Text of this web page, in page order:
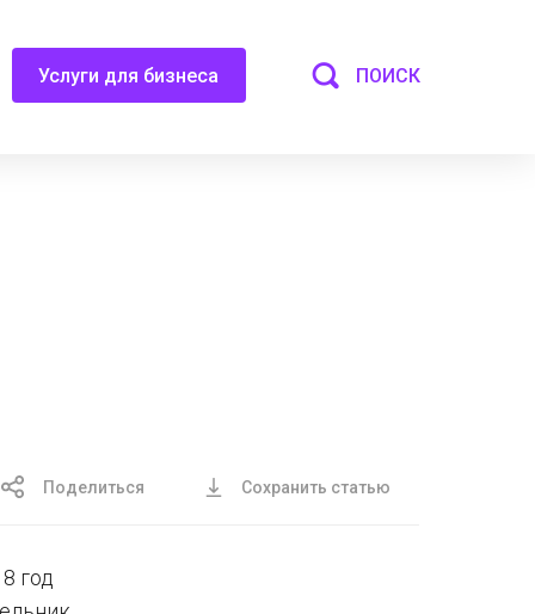
Услуги для бизнеса ПОИСК
Поделиться Сохранить статью
год